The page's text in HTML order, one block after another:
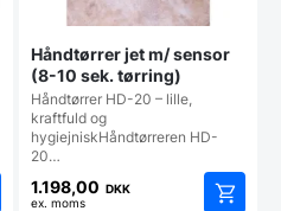
Håndtørrer jet m/ sensor
(8-10 sek. tørring)
Håndtørrer HD-20 – lille,
kraftfuld og
hygiejniskHåndtørreren HD-
20…
1.198,00 DKK
ex. moms